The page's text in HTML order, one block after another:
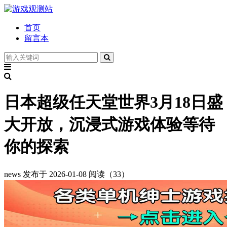
首页
留言本
日本超级任天堂世界3月18日盛
大开放，沉浸式游戏体验等待
你的探索
news 发布于 2026-01-08 阅读（33）